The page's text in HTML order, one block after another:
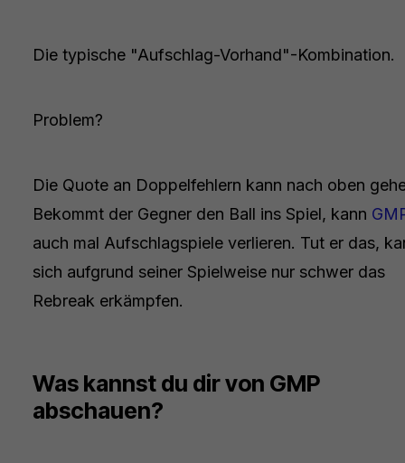
Die typische "Aufschlag-Vorhand"-Kombination.
Problem?
Die Quote an Doppelfehlern kann nach oben
Bekommt der Gegner den Ball ins Spiel, kann
auch mal Aufschlagspiele verlieren. Tut er das,
sich aufgrund seiner Spielweise nur schwer das
Rebreak erkämpfen.
Was kannst du dir von GMP
abschauen?